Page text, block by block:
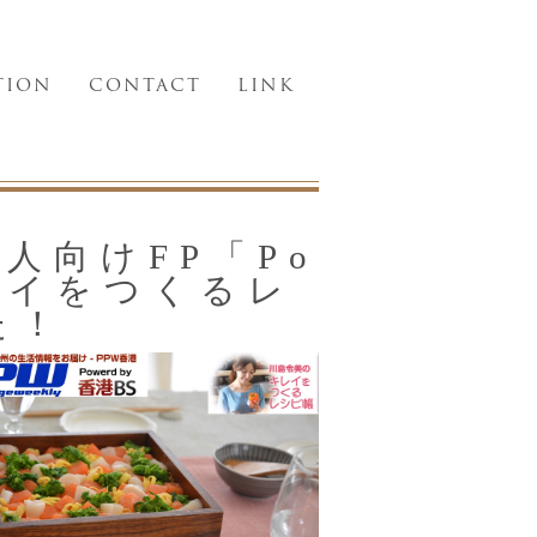
CONTACT LINK
向けFP「Po
をつくるレ